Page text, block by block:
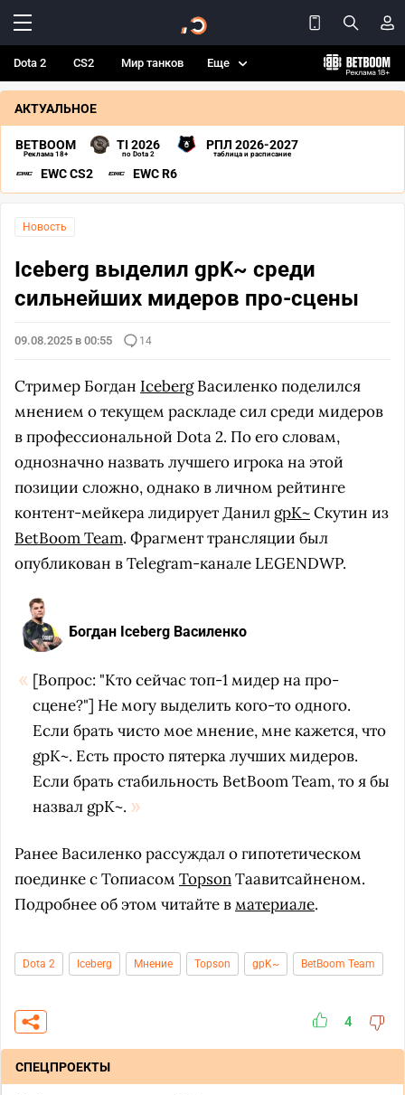
Dota 2 CS2 Мир танков Еще
АКТУАЛЬНОЕ
BETBOOM
Реклама 18+
TI 2026
по Dota 2
РПЛ 2026-2027
таблица и расписание
EWC CS2 EWC R6
Новость
Iceberg выделил gpK~ среди
сильнейших мидеров про-сцены
09.08.2025 в 00:55 14
Стример Богдан IcebergВасиленко поделился
мнением о текущем раскладе сил среди мидеров
в профессиональной Dota 2. По его словам,
однозначно назвать лучшего игрока на этой
позиции сложно, однако в личном рейтинге
контент-мейкера лидирует Данил gpK~Скутин из
BetBoom Team. Фрагмент трансляции был
опубликован в Telegram-канале LEGENDWP.
Богдан Iceberg Василенко
[Вопрос: "Кто сейчас топ-1 мидер на про-
сцене?"] Не могу выделить кого-то одного.
Если брать чисто мое мнение, мне кажется, что
gpK~. Есть просто пятерка лучших мидеров.
Если брать стабильность BetBoom Team, то я бы
назвал gpK~.
Ранее Василенко рассуждал о гипотетическом
поединке с Топиасом TopsonТаавитсайненом.
Подробнее об этом читайте вматериале.
Dota 2 Iceberg Мнение Topson gpK~ BetBoom Team
4
СПЕЦПРОЕКТЫ